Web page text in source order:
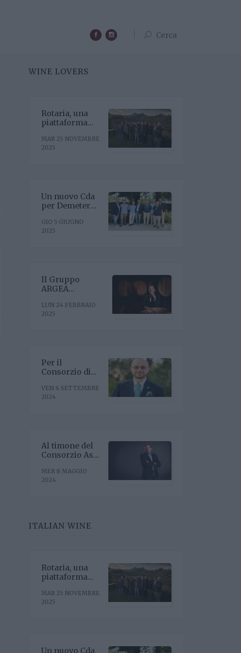
Cerca
WINE LOVERS
Rotaria, una
piattaforma
nel cuore del
Roero
MAR 25 NOVEMBRE
2025
Un nuovo Cda
per Demeter
riconferma del
presidente
GIO 5 GIUGNO
2025
Il Gruppo
ARGEA
WinesU con
l'obiettivo di
LUN 24 FEBBRAIO
2025
Per il
Consorzio di
Oltrepò Pavese
arriva il nuovo
VEN 6 SETTEMBRE
2024
Al timone del
Consorzio Asti
Stefano
Ricagno.
mercato,
MER 8 MAGGIO
2024
ITALIAN WINE
Rotaria, una
piattaforma
nel cuore del
Roero
MAR 25 NOVEMBRE
2025
Un nuovo Cda